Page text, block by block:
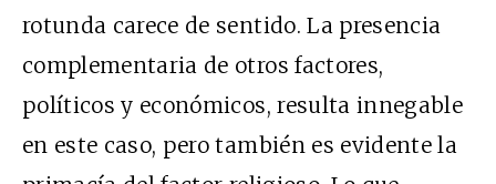
rotunda carece de sentido. La presencia
complementaria de otros factores,
políticos y económicos, resulta innegable
en este caso, pero también es evidente la